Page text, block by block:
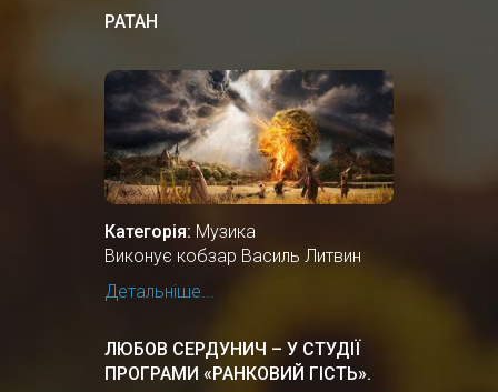
РАТАН
Категорія: Музика
Виконує кобзар Василь Литвин
Детальніше...
ЛЮБОВ СЕРДУНИЧ – У СТУДІЇ
ПРОГРАМИ «РАНКОВИЙ ГІСТЬ».